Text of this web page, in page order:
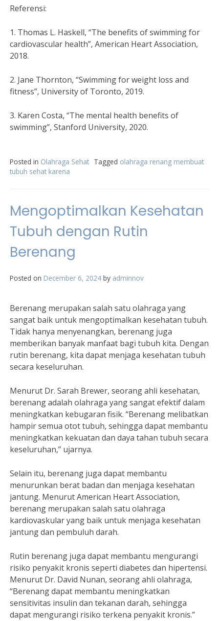
Referensi:
1. Thomas L. Haskell, “The benefits of swimming for
cardiovascular health”, American Heart Association,
2018.
2. Jane Thornton, “Swimming for weight loss and
fitness”, University of Toronto, 2019.
3. Karen Costa, “The mental health benefits of
swimming”, Stanford University, 2020.
Posted in Olahraga Sehat Tagged olahraga renang membuat
tubuh sehat karena
Mengoptimalkan Kesehatan
Tubuh dengan Rutin
Berenang
Posted on December 6, 2024 by adminnov
Berenang merupakan salah satu olahraga yang
sangat baik untuk mengoptimalkan kesehatan tubuh.
Tidak hanya menyenangkan, berenang juga
memberikan banyak manfaat bagi tubuh kita. Dengan
rutin berenang, kita dapat menjaga kesehatan tubuh
secara keseluruhan.
Menurut Dr. Sarah Brewer, seorang ahli kesehatan,
berenang adalah olahraga yang sangat efektif dalam
meningkatkan kebugaran fisik. “Berenang melibatkan
hampir semua otot tubuh, sehingga dapat membantu
meningkatkan kekuatan dan daya tahan tubuh secara
keseluruhan,” ujarnya.
Selain itu, berenang juga dapat membantu
menurunkan berat badan dan menjaga kesehatan
jantung. Menurut American Heart Association,
berenang merupakan salah satu olahraga
kardiovaskular yang baik untuk menjaga kesehatan
jantung dan pembuluh darah.
Rutin berenang juga dapat membantu mengurangi
risiko penyakit kronis seperti diabetes dan hipertensi.
Menurut Dr. David Nunan, seorang ahli olahraga,
“Berenang dapat membantu meningkatkan
sensitivitas insulin dan tekanan darah, sehingga
dapat mengurangi risiko terkena penyakit kronis.”